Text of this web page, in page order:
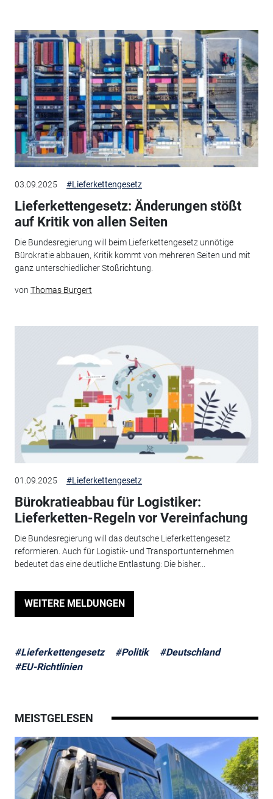
03.09.2025 #Lieferkettengesetz
Lieferkettengesetz: Änderungen stößt
auf Kritik von allen Seiten
Die Bundesregierung will beim Lieferkettengesetz unnötige
Bürokratie abbauen, Kritik kommt von mehreren Seiten und mit
ganz unterschiedlicher Stoßrichtung.
von Thomas Burgert
01.09.2025 #Lieferkettengesetz
Bürokratieabbau für Logistiker:
Lieferketten-Regeln vor Vereinfachung
Die Bundesregierung will das deutsche Lieferkettengesetz
reformieren. Auch für Logistik- und Transportunternehmen
bedeutet das eine deutliche Entlastung: Die bisher...
WEITERE MELDUNGEN
#Lieferkettengesetz #Politik
#Deutschland
#EU-Richtlinien
MEISTGELESEN